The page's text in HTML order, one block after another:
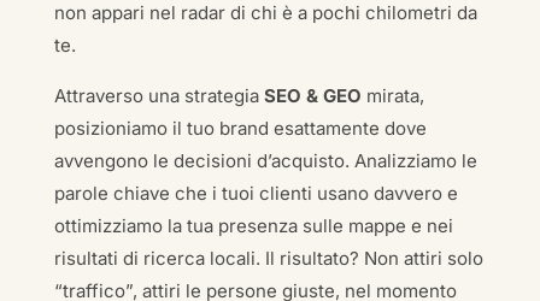
non appari nel radar di chi è a pochi chilometri da
te.
Attraverso una strategia SEO & GEO mirata,
posizioniamo il tuo brand esattamente dove
avvengono le decisioni d’acquisto. Analizziamo le
parole chiave che i tuoi clienti usano davvero e
ottimizziamo la tua presenza sulle mappe e nei
risultati di ricerca locali. Il risultato? Non attiri solo
“traffico”, attiri le persone giuste, nel momento